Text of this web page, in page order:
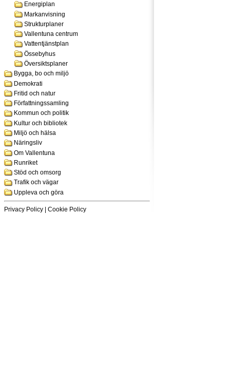
Energiplan
Markanvisning
Strukturplaner
Vallentuna centrum
Vattentjänstplan
Össebyhus
Översiktsplaner
Bygga, bo och miljö
Demokrati
Fritid och natur
Författningssamling
Kommun och politik
Kultur och bibliotek
Miljö och hälsa
Näringsliv
Om Vallentuna
Runriket
Stöd och omsorg
Trafik och vägar
Uppleva och göra
Privacy Policy Cookie Policy